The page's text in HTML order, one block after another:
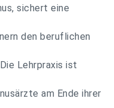
sichert eine
den beruflichen
Lehrpraxis ist
am Ende ihrer